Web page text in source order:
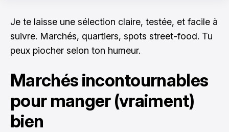
Je te laisse une sélection claire, testée, et facile à
suivre. Marchés, quartiers, spots street-food. Tu
peux piocher selon ton humeur.
Marchés incontournables
pour manger (vraiment)
bien